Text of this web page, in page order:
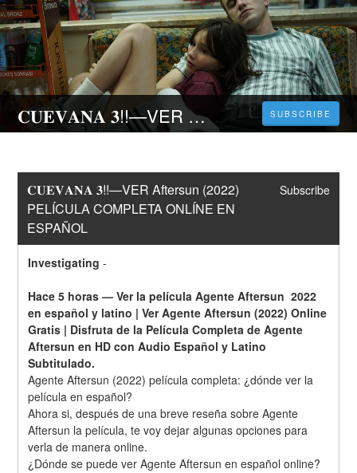
𝐂𝐔𝐄𝐕𝐀𝐍𝐀 𝟑!!—VER Aftersun (2022) PELÍCULA COMPLETA ONLÍNE EN ESPAÑOL SUBSCRIBE
𝐂𝐔𝐄𝐕𝐀𝐍𝐀 𝟑!!—VER Aftersun (2022)
PELÍCULA COMPLETA ONLÍNE EN
ESPAÑOL
Subscribe
Investigating -
Hace 5 horas — Ver la película Agente Aftersun  2022
en español y latino | Ver Agente Aftersun (2022) Online
Gratis | Disfruta de la Película Completa de Agente
Aftersun en HD con Audio Español y Latino
Subtitulado.
Agente Aftersun (2022) película completa: ¿dónde ver la
película en español?
Ahora si, después de una breve reseña sobre Agente
Aftersun la película, te voy dejar algunas opciones para
verla de manera online.
¿Dónde se puede ver Agente Aftersun en español online?